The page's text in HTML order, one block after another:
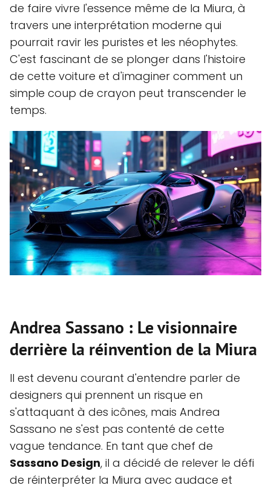
de faire vivre l'essence même de la Miura, à
travers une interprétation moderne qui
pourrait ravir les puristes et les néophytes.
C'est fascinant de se plonger dans l'histoire
de cette voiture et d'imaginer comment un
simple coup de crayon peut transcender le
temps.
Andrea Sassano : Le visionnaire
derrière la réinvention de la Miura
Il est devenu courant d'entendre parler de
designers qui prennent un risque en
s'attaquant à des icônes, mais Andrea
Sassano ne s'est pas contenté de cette
vague tendance. En tant que chef de
Sassano Design, il a décidé de relever le défi
de réinterpréter la Miura avec audace et